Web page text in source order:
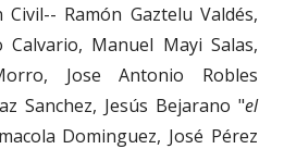
Ramón Gaztelu Valdés,
Calvario, Manuel Mayi Salas,
Jose Antonio Robles
Sanchez, Jesús Bejarano "el
Dominguez, José Pérez